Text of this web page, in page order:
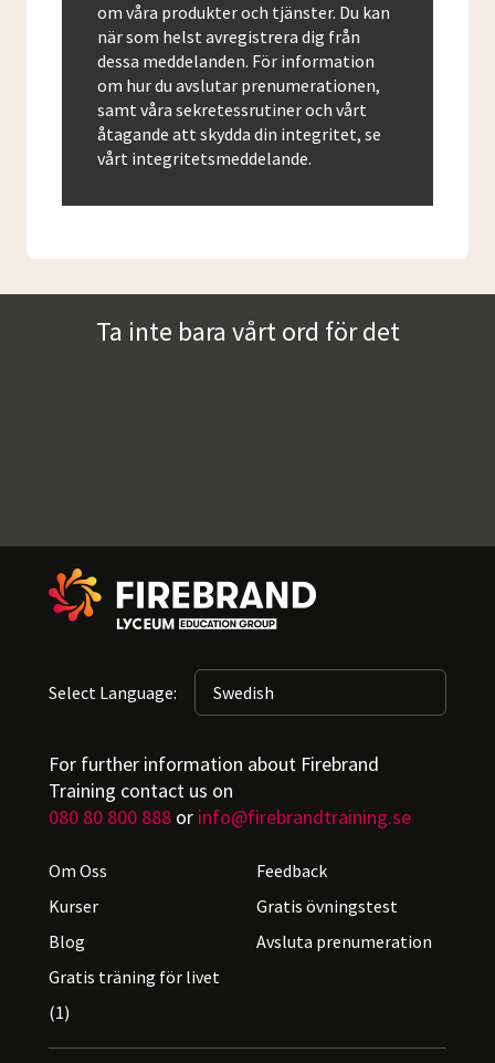
om våra produkter och tjänster. Du kan
när som helst avregistrera dig från
dessa meddelanden. För information
om hur du avslutar prenumerationen,
samt våra sekretessrutiner och vårt
åtagande att skydda din integritet, se
vårt integritetsmeddelande.
Ta inte bara vårt ord för det
Select Language:
For further information about Firebrand
Training contact us on
080 80 800 888 or info@firebrandtraining.se
Om Oss
Kurser
Blog
Gratis träning för livet
(1)
Feedback
Gratis övningstest
Avsluta prenumeration